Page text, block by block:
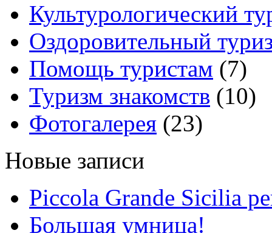
Культурологический
Оздоровительный
Помощь туристам (7)
Туризм знакомств (10)
Фотогалерея (23)
Новые записи
Piccola Grande Sicilia
Большая умница!